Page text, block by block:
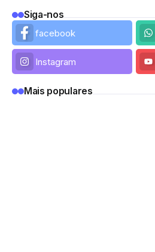
Siga-nos
facebook
Instagram
Mais populares